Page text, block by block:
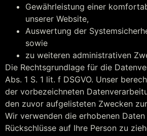
Gewährleistung einer
unserer Website,
Auswertung der
sowie
zu weiteren administrativen
Die Rechtsgrundlage für die
Abs. 1 S. 1 lit. f DSGVO. Unser
der vorbezeichneten
den zuvor aufgelisteten Zwecken
Wir verwenden die erhobenen
Rückschlüsse auf Ihre Person zu